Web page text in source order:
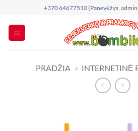
content
+370 64677510 (Panevėžys,
PRADŽIA » INTERNETINĖ